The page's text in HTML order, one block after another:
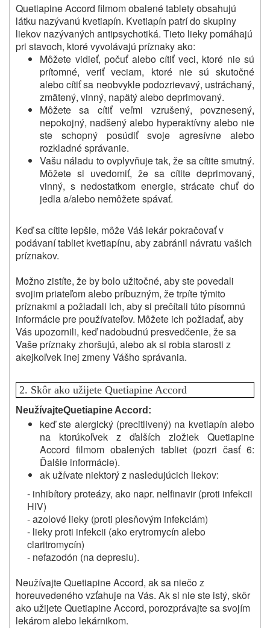
Quetiapine Accord filmom obalené tablety obsahujú
látku nazývanú kvetiapín. Kvetiapín patrí do skupiny
liekov nazývaných antipsychotiká. Tieto lieky pomáhajú
pri stavoch, ktoré vyvolávajú príznaky ako:
Môžete vidieť, počuť alebo cítiť veci, ktoré nie sú
prítomné, veriť veciam, ktoré nie sú skutočné
alebo cítiť sa neobvykle podozrievavý, ustráchaný,
zmätený, vinný, napätý alebo deprimovaný.
Môžete sa cítiť veľmi vzrušený, povznesený,
nepokojný, nadšený alebo hyperaktívny alebo nie
ste schopný posúdiť svoje agresívne alebo
rozkladné správanie.
Vašu náladu to ovplyvňuje tak, že sa cítite smutný.
Môžete si uvedomiť, že sa cítite deprimovaný,
vinný, s nedostatkom energie, strácate chuť do
jedla a/alebo nemôžete spávať.
Keď sa cítite lepšie, môže Váš lekár pokračovať v
podávaní tabliet kvetiapínu, aby zabránil návratu vašich
príznakov.
Možno zistíte, že by bolo užitočné, aby ste povedali
svojim priateľom alebo príbuzným, že trpíte týmito
príznakmi a požiadali ich, aby si prečítali túto písomnú
informácie pre používateľov. Môžete ich požiadať, aby
Vás upozornili, keď nadobudnú presvedčenie, že sa
Vaše príznaky zhoršujú, alebo ak si robia starosti z
akejkoľvek inej zmeny Vášho správania.
2. Skôr ako užijete Quetiapine Accord
NeužívajteQuetiapine Accord:
keď ste alergický (precitlivený) na kvetiapín alebo
na ktorúkoľvek z ďalších zložiek Quetiapine
Accord filmom obalených tabliet (pozri časť 6:
Ďalšie informácie).
ak užívate niektorý z nasledujúcich liekov:
- inhibítory proteázy, ako napr. nelfinavir (proti infekcii
HIV)
- azolové lieky (proti plesňovým infekciám)
- lieky proti infekcii (ako erytromycín alebo
claritromycín)
- nefazodón (na depresiu).
Neužívajte Quetiapine Accord, ak sa niečo z
horeuvedeného vzťahuje na Vás. Ak si nie ste istý, skôr
ako užijete Quetiapine Accord, porozprávajte sa svojím
lekárom alebo lekárnikom.